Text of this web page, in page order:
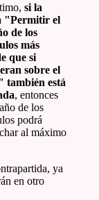
si la
"Permitir el
de los
más
que si
sobre el
también está
, entonces
de los
podrá
al máximo
ya
en otro